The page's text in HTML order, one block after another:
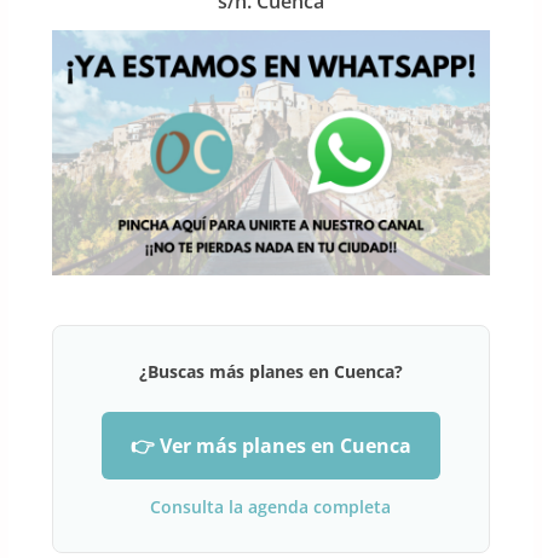
¿Buscas más planes en Cuenca?
👉 Ver más planes en Cuenca
Consulta la agenda completa